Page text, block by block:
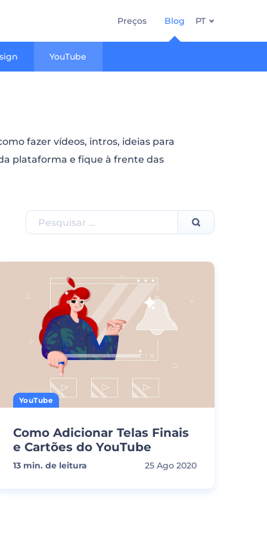
Preços Blog
YouTube
PT
fazer vídeos, intros, ideias para
plataforma e fique à frente das
YouTube
Como Adicionar Telas Finais
e Cartões do YouTube
13 min. de leitura 25 Ago 2020